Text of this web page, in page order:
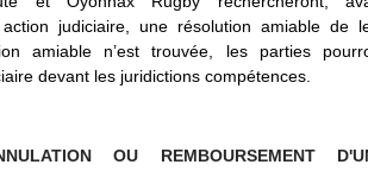
judiciaire, une résolution amiable de
amiable n’est trouvée, les parties
devant les juridictions compétences.
OU REMBOURSEMENT